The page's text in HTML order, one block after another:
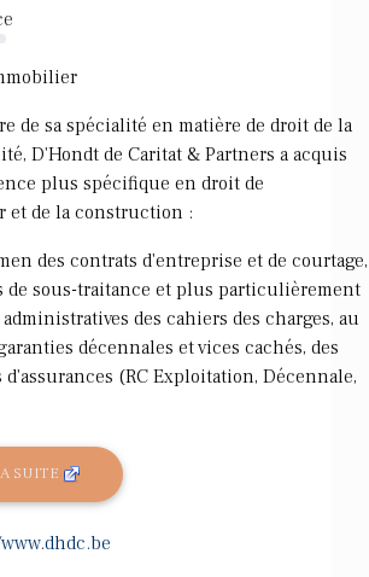
de sa spécialité en matière de droit de la
D'Hondt de Caritat & Partners a acquis
plus spécifique en droit de
de la construction :
des contrats d'entreprise et de courtage,
de sous-traitance et plus particulièrement
des cahiers des charges, au
décennales et vices cachés, des
(RC Exploitation, Décennale,
SUITE